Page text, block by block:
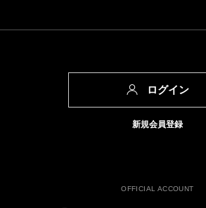
ログイン
新規会員登録
OFFICIAL ACCOUNT